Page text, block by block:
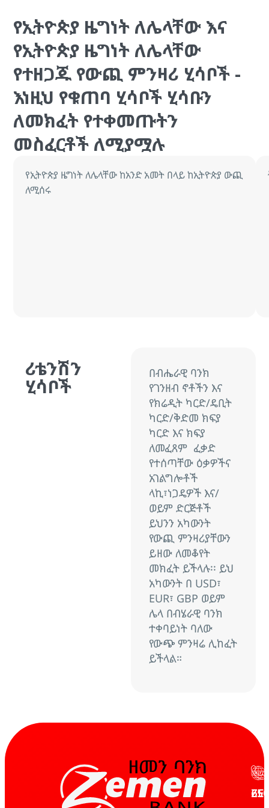
የኢትዮጵያ ዜግነት ለሌላቸው እና
የኢትዮጵያ ዜግነት ለሌላቸው
የተዘጋጁ የውጪ ምንዛሪ ሂሳቦች -
እነዚህ የቁጠባ ሂሳቦች ሂሳቡን
ለመክፈት የተቀመጡትን
መስፈርቶች ለሚያሟሉ
የኢትዮጵያ ዜግነት ለሌላቸው ከአንድ አመት በላይ ከኢትዮጵያ ውጪ
ለሚሰሩ
ሪቴንሽን
ሂሳቦች
በብሔራዊ ባንክ
የገንዘብ ኖቶችን እና
የክሬዲት ካርድ/ዴቢት
ካርድ/ቅድመ ክፍያ
ካርድ እና ክፍያ
ለመፈጸም ፈቃድ
የተሰጣቸው ዕቃዎችና
አገልግሎቶች
ላኪ፣ነጋዴዎች እና/
ወይም ድርጅቶች
ይህንን አካውንት
የውጪ ምንዛሪያቸውን
ይዘው ለመቆየት
መክፈት ይችላሉ፡፡ ይህ
አካውንት በ USD፣
EUR፣ GBP ወይም
ሌላ በብሄራዊ ባንክ
ተቀባይነት ባለው
የውጭ ምንዛሬ ሊከፈት
ይችላል።